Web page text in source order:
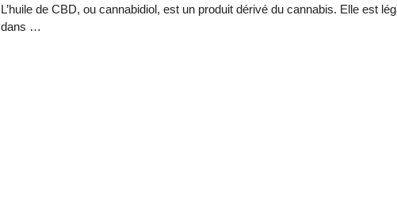
L’huile de CBD, ou cannabidiol, est un produit dérivé du cannabis. Elle est
dans …